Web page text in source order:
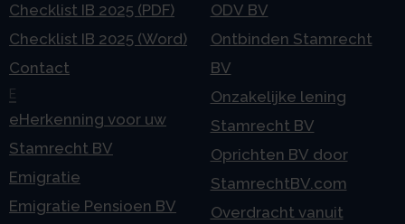
Checklist IB 2025 (PDF)
Checklist IB 2025 (Word)
Contact
E
eHerkenning voor uw
Stamrecht BV
Emigratie
Emigratie Pensioen BV
ODV BV
Ontbinden Stamrecht
BV
Onzakelijke lening
Stamrecht BV
Oprichten BV door
StamrechtBV.com
Overdracht vanuit